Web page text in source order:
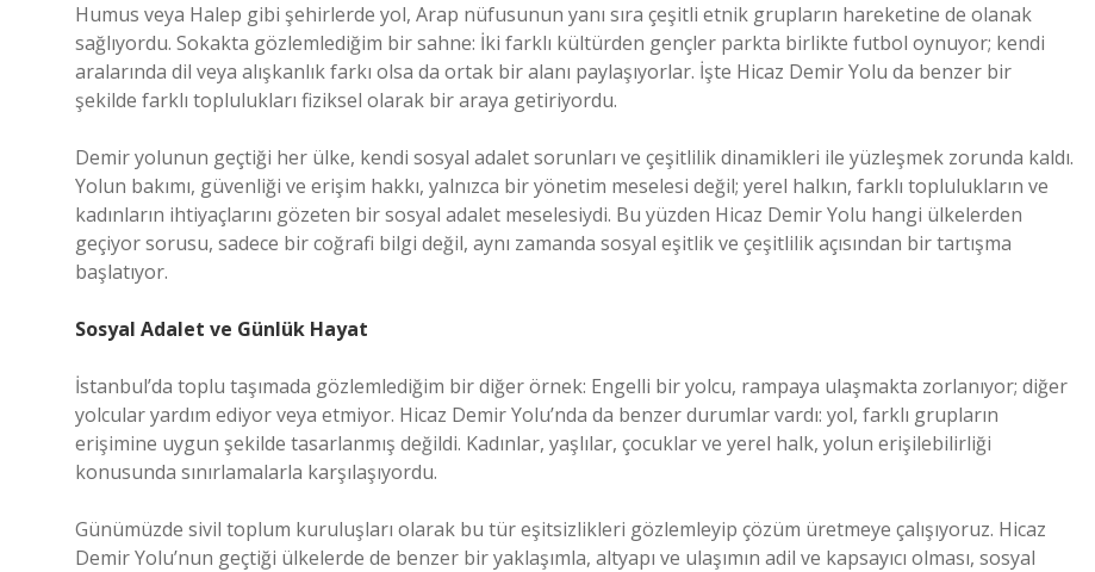
Humus veya Halep gibi şehirlerde yol, Arap nüfusunun yanı sıra çeşitli etnik grupların hareketine de olanak
sağlıyordu. Sokakta gözlemlediğim bir sahne: İki farklı kültürden gençler parkta birlikte futbol oynuyor; kendi
aralarında dil veya alışkanlık farkı olsa da ortak bir alanı paylaşıyorlar. İşte Hicaz Demir Yolu da benzer bir
şekilde farklı toplulukları fiziksel olarak bir araya getiriyordu.
Demir yolunun geçtiği her ülke, kendi sosyal adalet sorunları ve çeşitlilik dinamikleri ile yüzleşmek zorunda kaldı.
Yolun bakımı, güvenliği ve erişim hakkı, yalnızca bir yönetim meselesi değil; yerel halkın, farklı toplulukların ve
kadınların ihtiyaçlarını gözeten bir sosyal adalet meselesiydi. Bu yüzden Hicaz Demir Yolu hangi ülkelerden
geçiyor sorusu, sadece bir coğrafi bilgi değil, aynı zamanda sosyal eşitlik ve çeşitlilik açısından bir tartışma
başlatıyor.
Sosyal Adalet ve Günlük Hayat
İstanbul’da toplu taşımada gözlemlediğim bir diğer örnek: Engelli bir yolcu, rampaya ulaşmakta zorlanıyor; diğer
yolcular yardım ediyor veya etmiyor. Hicaz Demir Yolu’nda da benzer durumlar vardı: yol, farklı grupların
erişimine uygun şekilde tasarlanmış değildi. Kadınlar, yaşlılar, çocuklar ve yerel halk, yolun erişilebilirliği
konusunda sınırlamalarla karşılaşıyordu.
Günümüzde sivil toplum kuruluşları olarak bu tür eşitsizlikleri gözlemleyip çözüm üretmeye çalışıyoruz. Hicaz
Demir Yolu’nun geçtiği ülkelerde de benzer bir yaklaşımla, altyapı ve ulaşımın adil ve kapsayıcı olması, sosyal